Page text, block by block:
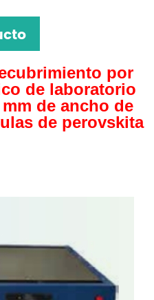
por
de laboratorio
de ancho de
de perovskita